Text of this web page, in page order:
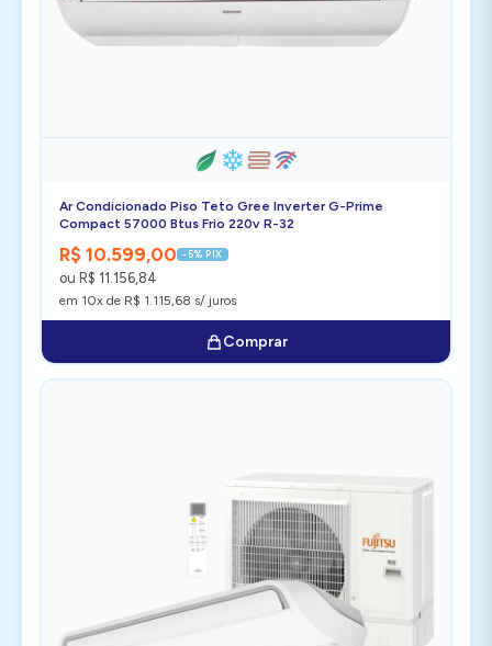
Ar Condicionado Piso Teto Gree Inverter G-Prime
Compact 57000 Btus Frio 220v R-32
R$ 10.599,00 -5% PIX
ou R$ 11.156,84
em 10x de R$ 1.115,68 s/ juros
Comprar